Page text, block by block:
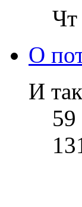
Чт
О
И
59